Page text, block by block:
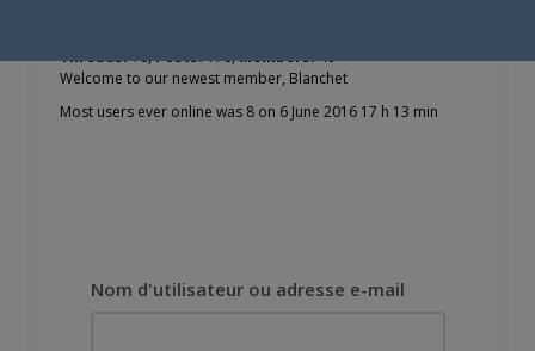
Threads:10,Posts:170,Members:49
Welcome to our newest member, Blanchet
Most users ever online was 8 on 6 June 2016 17 h 13 min
Nom d'utilisateur ou adresse e-mail